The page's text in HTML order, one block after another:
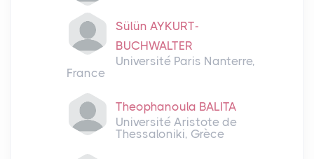
Sülün AYKURT-
BUCHWALTER
Université Paris Nanterre,
France
Theophanoula BALITA
Université Aristote de
Thessaloniki, Grèce